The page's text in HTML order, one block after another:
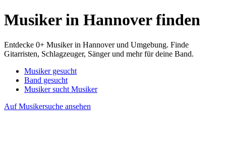
Musiker in Hannover finden
Entdecke 0+ Musiker in Hannover und Umgebung. Finde
Gitarristen, Schlagzeuger, Sänger und mehr für deine Band.
Musiker gesucht
Band gesucht
Musiker sucht Musiker
Auf Musikersuche ansehen